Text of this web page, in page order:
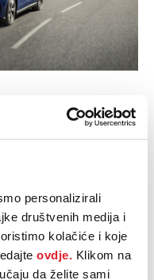
personalizirali
društvenih medija i
kolačiće i koje
ovdje. Klikom na
da želite sami